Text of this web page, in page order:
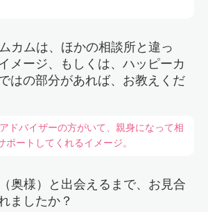
カムは、ほかの相談所と違っ
メージ、もしくは、ハッピーカ
はの部分があれば、お教えくだ
ドバイザーの方がいて、親身になって相
ポートしてくれるイメージ。
奥様）と出会えるまで、お見合
ましたか？